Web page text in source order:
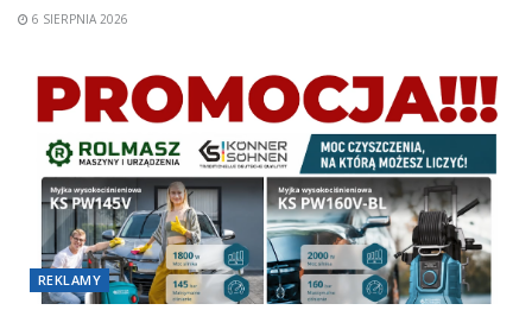
6 SIERPNIA 2026
REKLAMY